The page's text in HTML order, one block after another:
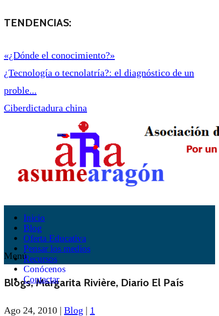
TENDENCIAS:
«¿Dónde el conocimiento?»
¿Tecnología o tecnolatría?: el diagnóstico de un
proble...
Ciberdictadura china
Inicio
Blog
Oferta Educativa
Pensar los medios
Recursos
Conócenos
Contactar
Menú
Blogs, Margarita Rivière, Diario El País
Ago 24, 2010 | Blog | 1